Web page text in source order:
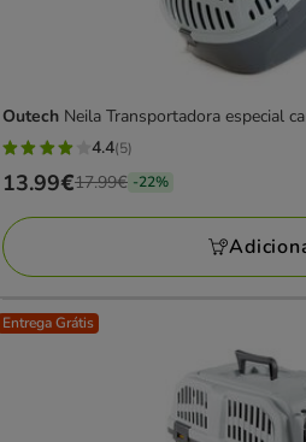
Outech Neila Transportadora especial
4.4
estrelas
com
5
avaliações
4.4(5)
Preço
anterior
17.99€,
está
poupar
13.99€17.99€ -22%
Entrega Grátis